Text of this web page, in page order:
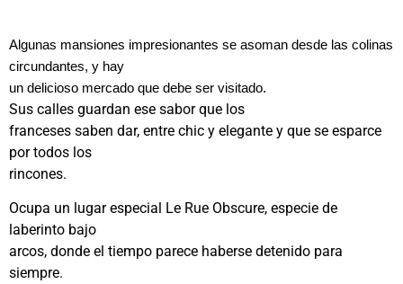
Algunas mansiones impresionantes se asoman desde las colinas
circundantes, y hay
un delicioso mercado que debe ser visitado.
Sus calles guardan ese sabor que los
franceses saben dar, entre chic y elegante y que se esparce
por todos los
rincones.
Ocupa un lugar especial Le Rue Obscure, especie de
laberinto bajo
arcos, donde el tiempo parece haberse detenido para
siempre.